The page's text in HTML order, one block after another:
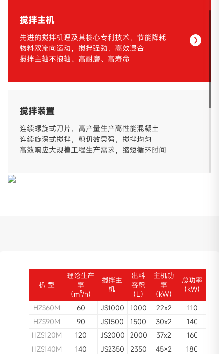
搅拌主机
先进的搅拌机理及其核心专利技术，节能降耗
物料双流向运动，搅拌强劲，高效混合
搅拌主轴不抱轴、高耐磨、高寿命
搅拌装置
连续螺旋式刀片，高产量生产高性能混凝土
连续旋涡式搅拌，剪切效果强，搅拌均匀
高效响应大规模工程生产需求，缩短循环时间
粉料计量系统
防拉秤（托秤）系统，避免粉料异常损耗
机 型
理论生产
率
（m³/h）
搅拌主
机
出料
容积
（L）
主机功
率
（kW）
总功率
（kW）
HZS60M
60 JS1000 1000 22x2
110
HZS90M
90 JS1500 1500 30x2
140
HZS120M
120 JS2000 2000 37x2
160
HZS140M
140 JS2350 2350 45×2
180